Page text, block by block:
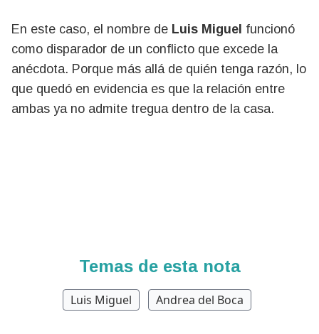
En este caso, el nombre de Luis Miguel funcionó
como disparador de un conflicto que excede la
anécdota. Porque más allá de quién tenga razón, lo
que quedó en evidencia es que la relación entre
ambas ya no admite tregua dentro de la casa.
Temas de esta nota
Luis Miguel Andrea del Boca